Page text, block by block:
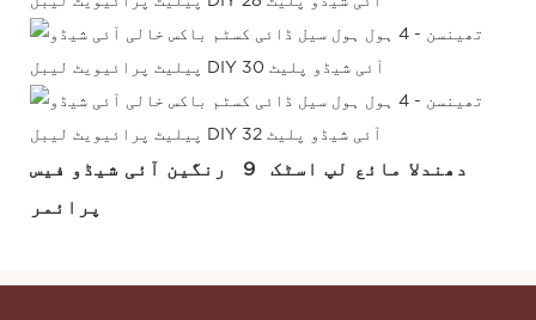
دھندلا مائع لپ اسٹک رنگین آئی شیڈو فیس
پرائمر